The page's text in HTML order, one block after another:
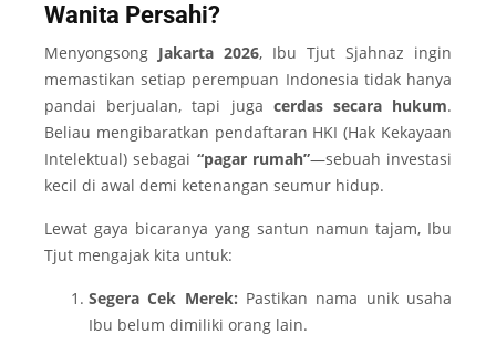
Wanita Persahi?
Menyongsong Jakarta 2026, Ibu Tjut Sjahnaz ingin
memastikan setiap perempuan Indonesia tidak hanya
pandai berjualan, tapi juga cerdas secara hukum.
Beliau mengibaratkan pendaftaran HKI (Hak Kekayaan
Intelektual) sebagai “pagar rumah”—sebuah investasi
kecil di awal demi ketenangan seumur hidup.
Lewat gaya bicaranya yang santun namun tajam, Ibu
Tjut mengajak kita untuk:
Segera Cek Merek: Pastikan nama unik usaha
Ibu belum dimiliki orang lain.